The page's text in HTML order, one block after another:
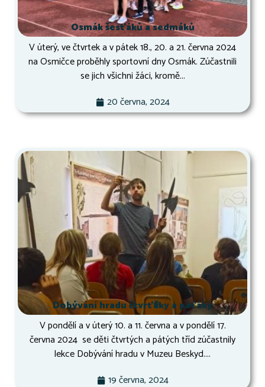
Osmák šesťáků a sedmáků
V úterý, ve čtvrtek a v pátek 18., 20. a 21. června 2024
na Osmičce proběhly sportovní dny Osmák. Zúčastnili
se jich všichni žáci, kromě...
20 června, 2024
Dobývání hradu čtvrťáky a páťáky
V pondělí a v úterý 10. a 11. června a v pondělí 17.
června 2024 se děti čtvrtých a pátých tříd zúčastnily
lekce Dobývání hradu v Muzeu Beskyd....
19 června, 2024